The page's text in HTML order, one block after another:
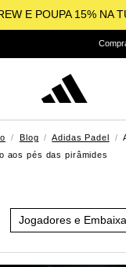
E POUPA 15% NA
Blog Adidas Padel
aos pés das pirâmides
Jogadores e